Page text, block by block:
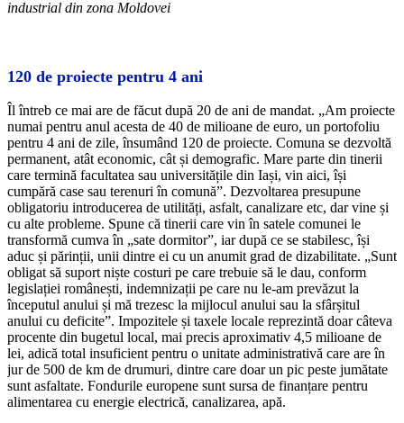
industrial din zona Moldovei
120 de proiecte pentru 4 ani
Îl întreb ce mai are de făcut după 20 de ani de mandat. „Am proiecte
numai pentru anul acesta de 40 de milioane de euro, un portofoliu
pentru 4 ani de zile, însumând 120 de proiecte. Comuna se dezvoltă
permanent, atât economic, cât și demografic. Mare parte din tinerii
care termină facultatea sau universitățile din Iași, vin aici, își
cumpără case sau terenuri în comună”. Dezvoltarea presupune
obligatoriu introducerea de utilități, asfalt, canalizare etc, dar vine și
cu alte probleme. Spune că tinerii care vin în satele comunei le
transformă cumva în „sate dormitor”, iar după ce se stabilesc, își
aduc și părinții, unii dintre ei cu un anumit grad de dizabilitate. „Sunt
obligat să suport niște costuri pe care trebuie să le dau, conform
legislației românești, indemnizații pe care nu le-am prevăzut la
începutul anului și mă trezesc la mijlocul anului sau la sfârșitul
anului cu deficite”. Impozitele și taxele locale reprezintă doar câteva
procente din bugetul local, mai precis aproximativ 4,5 milioane de
lei, adică total insuficient pentru o unitate administrativă care are în
jur de 500 de km de drumuri, dintre care doar un pic peste jumătate
sunt asfaltate. Fondurile europene sunt sursa de finanțare pentru
alimentarea cu energie electrică, canalizarea, apă.